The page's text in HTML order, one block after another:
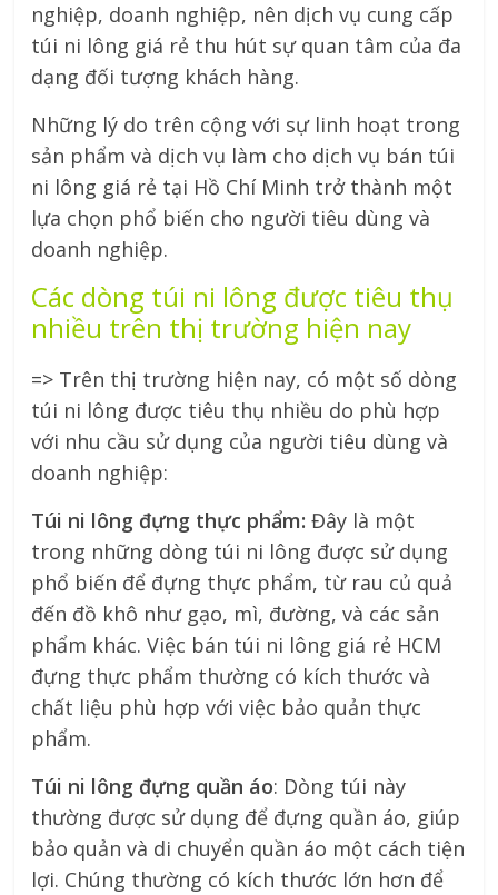
nghiệp, doanh nghiệp, nên dịch vụ cung cấp
túi ni lông giá rẻ thu hút sự quan tâm của đa
dạng đối tượng khách hàng.
Những lý do trên cộng với sự linh hoạt trong
sản phẩm và dịch vụ làm cho dịch vụ bán túi
ni lông giá rẻ tại Hồ Chí Minh trở thành một
lựa chọn phổ biến cho người tiêu dùng và
doanh nghiệp.
Các dòng túi ni lông được tiêu thụ
nhiều trên thị trường hiện nay
=> Trên thị trường hiện nay, có một số dòng
túi ni lông được tiêu thụ nhiều do phù hợp
với nhu cầu sử dụng của người tiêu dùng và
doanh nghiệp:
Túi ni lông đựng thực phẩm: Đây là một
trong những dòng túi ni lông được sử dụng
phổ biến để đựng thực phẩm, từ rau củ quả
đến đồ khô như gạo, mì, đường, và các sản
phẩm khác. Việc bán túi ni lông giá rẻ HCM
đựng thực phẩm thường có kích thước và
chất liệu phù hợp với việc bảo quản thực
phẩm.
Túi ni lông đựng quần áo: Dòng túi này
thường được sử dụng để đựng quần áo, giúp
bảo quản và di chuyển quần áo một cách tiện
lợi. Chúng thường có kích thước lớn hơn để